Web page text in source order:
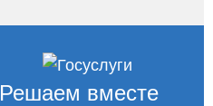
Решаем вместе